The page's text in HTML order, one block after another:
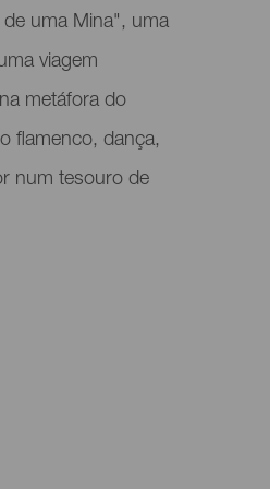
uma Mina", uma
viagem
metáfora do
flamenco, dança,
num tesouro de